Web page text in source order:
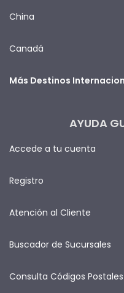
China
Canadá
Más Destinos
AYUDA
Accede a tu cuenta
Registro
Atención al Cliente
Buscador de Sucursales
Consulta Códigos Postales